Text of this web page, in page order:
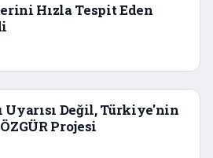
Hızla Tespit Eden
Uyarısı Değil, Türkiye'nin
Projesi